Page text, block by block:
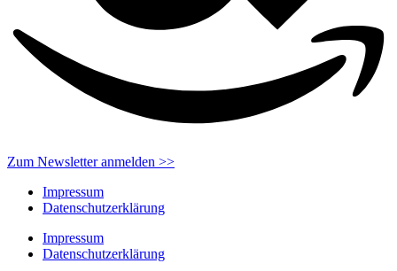
Zum Newsletter anmelden >>
Impressum
Datenschutzerklärung
Impressum
Datenschutzerklärung